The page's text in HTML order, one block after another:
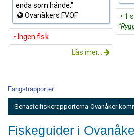
enda som hände."
Ovanåkers FVOF
• Ingen fisk
Läs mer...
• 1
Fångstrapporter
Senaste fiskerapporterna Ovanåker
Fiskeguider i